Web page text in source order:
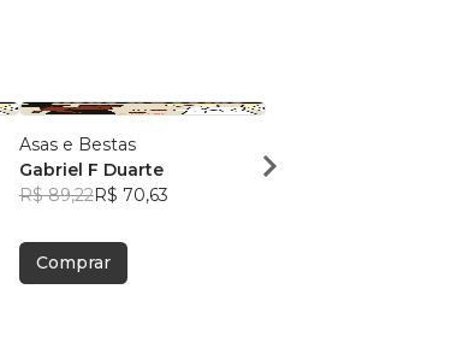
Asas e Bestas
Gabriel F Duarte
R$ 89,22R$ 70,63
Comprar
Gabriel F Duarte